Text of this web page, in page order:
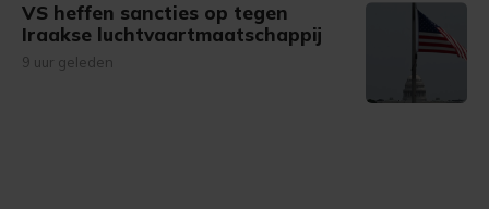
VS heffen sancties op tegen
Iraakse luchtvaartmaatschappij
9 uur geleden